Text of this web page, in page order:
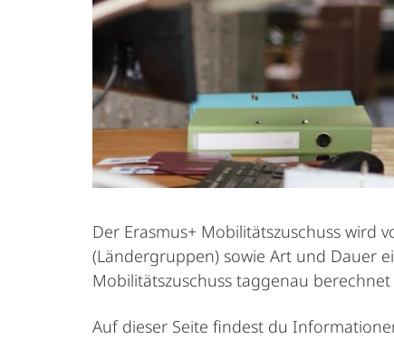
Der Erasmus+ Mobilitätszuschuss
(Ländergruppen) sowie Art und Dauer
Mobilitätszuschuss taggenau
Auf dieser Seite findest du